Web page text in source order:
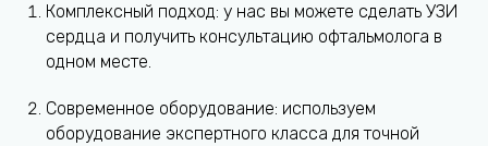
Комплексный подход: у нас вы можете сделать УЗИ
сердца и получить консультацию офтальмолога в
одном месте.
Современное оборудование: используем
оборудование экспертного класса для точной